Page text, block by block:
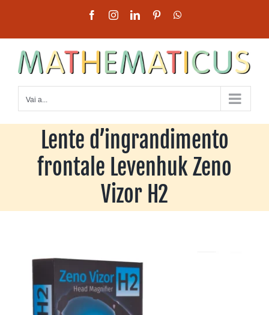
contenuto
FacebookInstagramLinkedInPinterest
Vai a...
Lente d’ingrandimento
frontale Levenhuk Zeno
Vizor H2